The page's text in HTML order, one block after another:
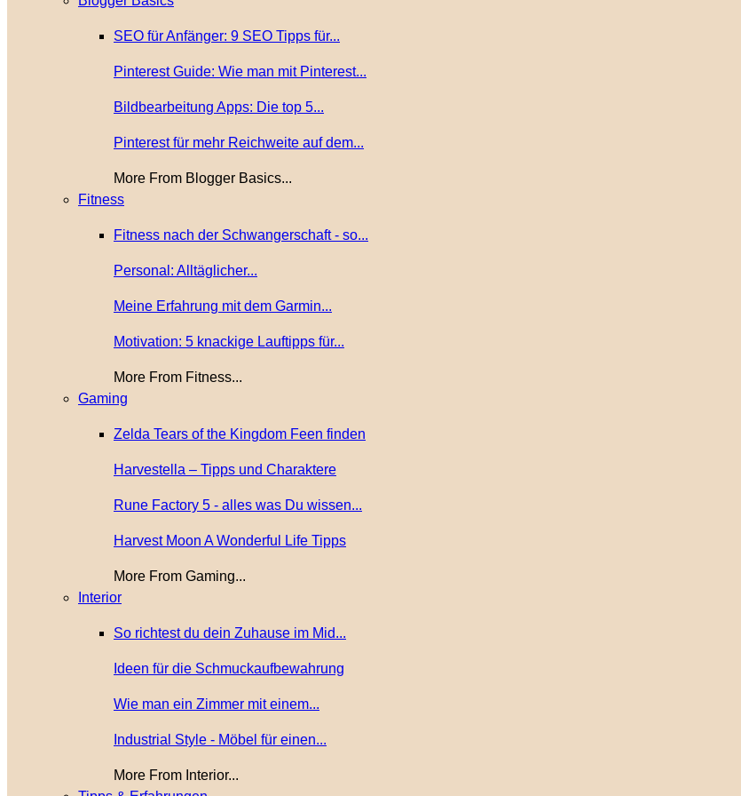
SEO für Anfänger: 9 SEO Tipps für...
Pinterest Guide: Wie man mit Pinterest...
Bildbearbeitung Apps: Die top 5...
Pinterest für mehr Reichweite auf dem...
More From Blogger Basics...
Fitness
Fitness nach der Schwangerschaft - so...
Personal: Alltäglicher...
Meine Erfahrung mit dem Garmin...
Motivation: 5 knackige Lauftipps für...
More From Fitness...
Gaming
Zelda Tears of the Kingdom Feen finden
Harvestella – Tipps und Charaktere
Rune Factory 5 - alles was Du wissen...
Harvest Moon A Wonderful Life Tipps
More From Gaming...
Interior
So richtest du dein Zuhause im Mid...
Ideen für die Schmuckaufbewahrung
Wie man ein Zimmer mit einem...
Industrial Style - Möbel für einen...
More From Interior...